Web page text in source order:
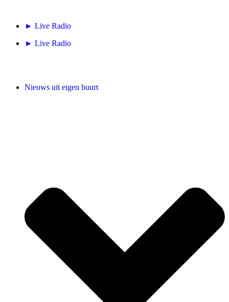
► Live Radio
► Live Radio
Nieuws uit eigen buurt